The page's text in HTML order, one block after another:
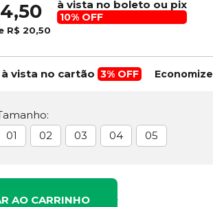
à vista no boleto ou pix
10% OFF
R$ 20,50
à vista no cartão 3% OFF Economize
01 02 03 04 05
AO CARRINHO